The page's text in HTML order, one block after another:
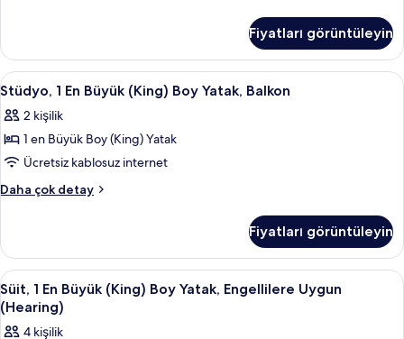
(Hearing)
için
tüm
fotoğrafları
görün
(King)
Boy
Yatak,
Engellilere
Uygun
(Hearing)
hakkında
daha
fazla
detay
Fiyatları görüntüleyin
Stüdyo,
1
En
Büyük
(King)
Boy
için
tüm
fotoğrafları
görün
Kaliteli yatak takımı, kuştüyü
4
Stüdyo, 1 En Büyük (King) Boy Yatak, Balkon
2 kişilik
1 en Büyük Boy (King) Yatak
Ücretsiz kablosuz internet
Daha çok detay
Stüdyo,
(King)
Boy
Yatak,
Balkon
hakkında
daha
Fiyatları görüntüleyin
Süit,
1
En
Kaliteli yatak takımı, kuştüyü
6
Süit, 1 En Büyük (King) Boy Yatak, Engellilere Uygun
(Hearing)
4 kişilik